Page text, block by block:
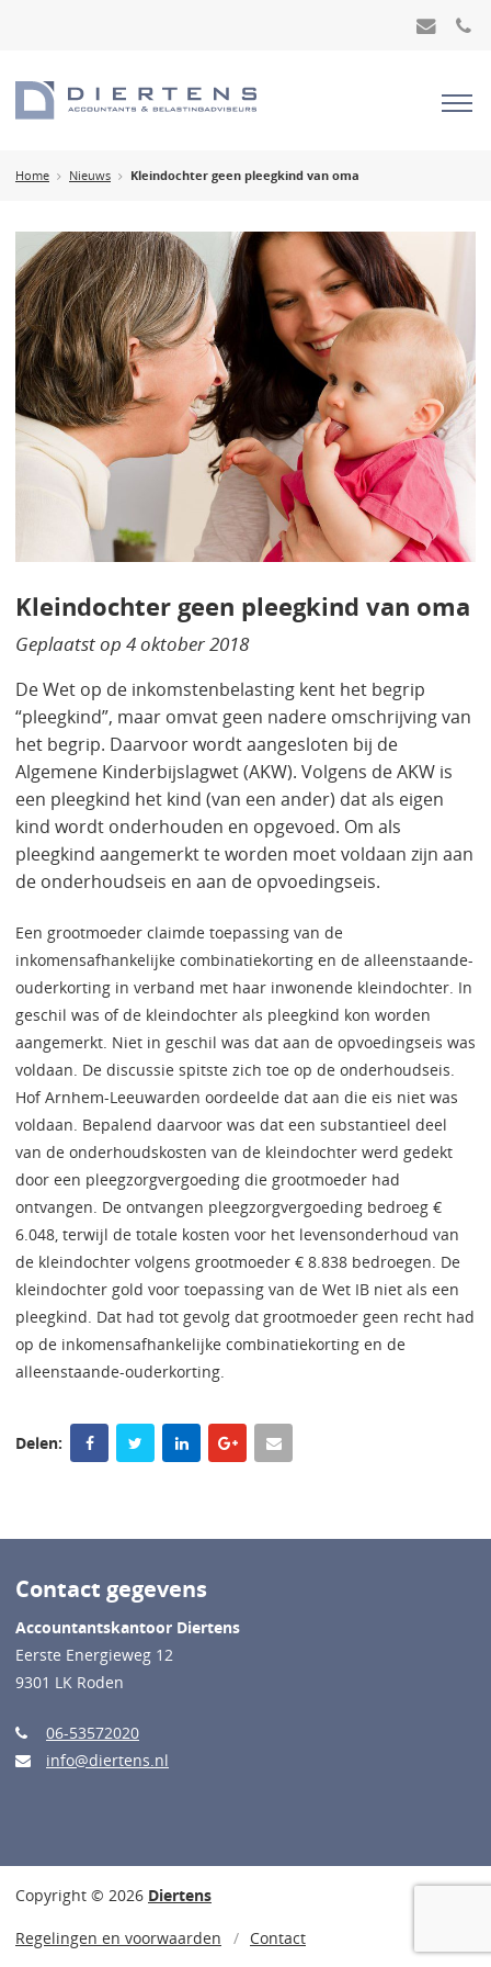
Home Nieuws Kleindochter geen pleegkind van oma
Kleindochter geen pleegkind van oma
Geplaatst op 4 oktober 2018
De Wet op de inkomstenbelasting kent het begrip
“pleegkind”, maar omvat geen nadere omschrijving van
het begrip. Daarvoor wordt aangesloten bij de
Algemene Kinderbijslagwet (AKW). Volgens de AKW is
een pleegkind het kind (van een ander) dat als eigen
kind wordt onderhouden en opgevoed. Om als
pleegkind aangemerkt te worden moet voldaan zijn aan
de onderhoudseis en aan de opvoedingseis.
Een grootmoeder claimde toepassing van de
inkomensafhankelijke combinatiekorting en de alleenstaande-
ouderkorting in verband met haar inwonende kleindochter. In
geschil was of de kleindochter als pleegkind kon worden
aangemerkt. Niet in geschil was dat aan de opvoedingseis was
voldaan. De discussie spitste zich toe op de onderhoudseis.
Hof Arnhem-Leeuwarden oordeelde dat aan die eis niet was
voldaan. Bepalend daarvoor was dat een substantieel deel
van de onderhoudskosten van de kleindochter werd gedekt
door een pleegzorgvergoeding die grootmoeder had
ontvangen. De ontvangen pleegzorgvergoeding bedroeg €
6.048, terwijl de totale kosten voor het levensonderhoud van
de kleindochter volgens grootmoeder € 8.838 bedroegen. De
kleindochter gold voor toepassing van de Wet IB niet als een
pleegkind. Dat had tot gevolg dat grootmoeder geen recht had
op de inkomensafhankelijke combinatiekorting en de
alleenstaande-ouderkorting.
Delen:
Contact gegevens
Accountantskantoor Diertens
Eerste Energieweg 12
9301 LK Roden
06-53572020
info@diertens.nl
Copyright © 2026 Diertens
Regelingen en voorwaarden Contact